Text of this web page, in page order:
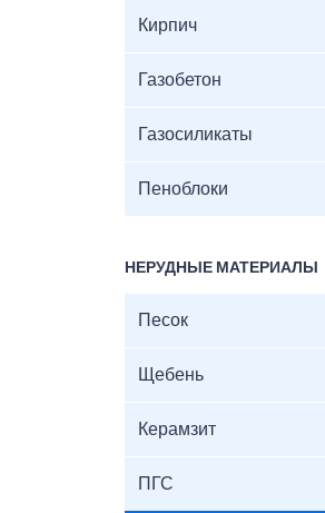
Кирпич
Газобетон
Газосиликаты
Пеноблоки
НЕРУДНЫЕ МАТЕРИАЛЫ
Песок
Щебень
Керамзит
ПГС